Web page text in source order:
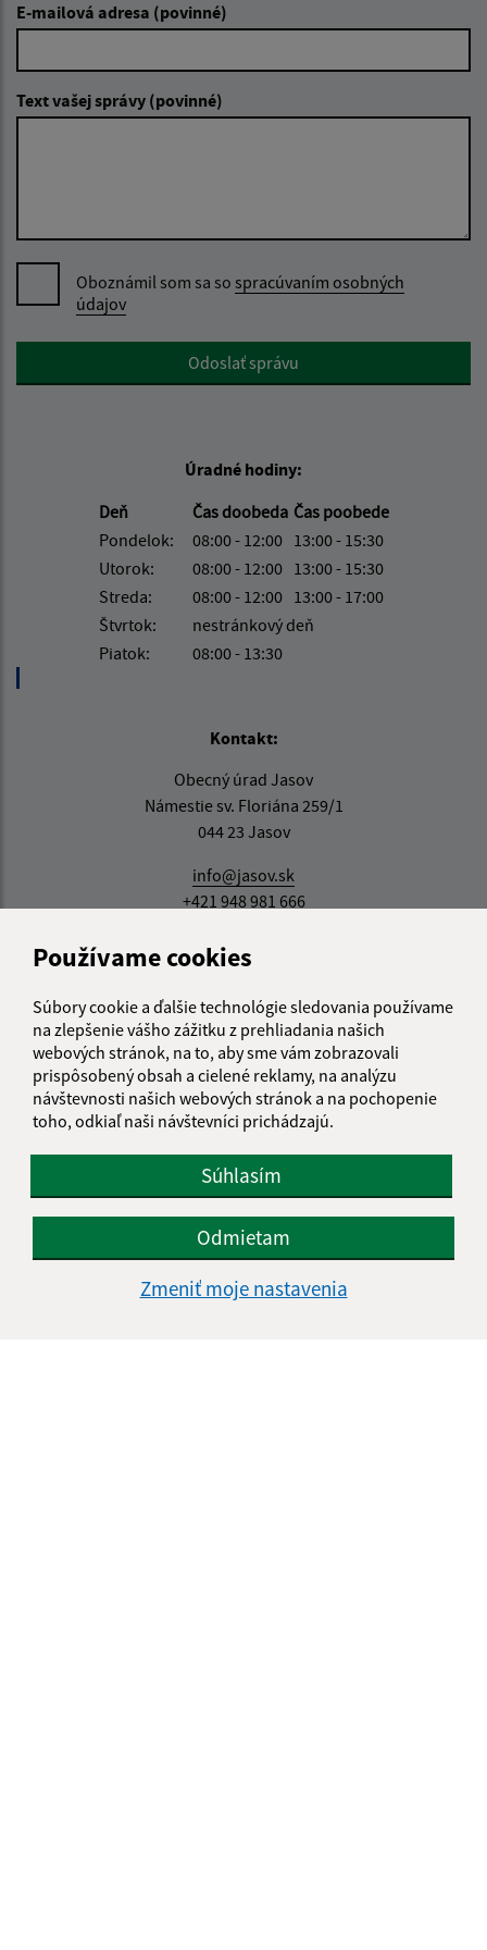
Používame cookies
Súbory cookie a ďalšie technológie sledovania používame
na zlepšenie vášho zážitku z prehliadania našich
webových stránok, na to, aby sme vám zobrazovali
prispôsobený obsah a cielené reklamy, na analýzu
návštevnosti našich webových stránok a na pochopenie
toho, odkiaľ naši návštevníci prichádzajú.
Súhlasím
Odmietam
Zmeniť moje nastavenia
E-mailová adresa (povinné)
Text vašej správy (povinné)
Oboznámil som sa so spracúvaním osobných
údajov
Google reCaptcha ResponseOdoslať správu
Úradné hodiny:
Deň
Čas doobeda Čas poobede
Pondelok:
08:00 - 12:00 13:00 - 15:30
Utorok:
08:00 - 12:00 13:00 - 15:30
Streda:
08:00 - 12:00 13:00 - 17:00
Štvrtok:
nestránkový deň
Piatok:
08:00 - 13:30
Kontakt:
Obecný úrad Jasov
Námestie sv. Floriána 259/1
044 23 Jasov
info@jasov.sk
+421 948 981 666
IČO: 00324264